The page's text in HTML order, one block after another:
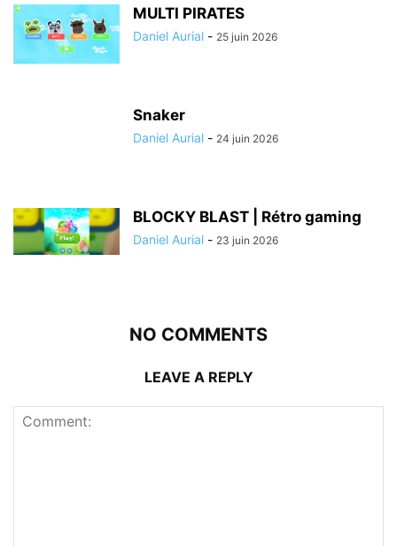
MULTI PIRATES
Daniel Aurial - 25 juin 2026
Snaker
Daniel Aurial - 24 juin 2026
BLOCKY BLAST | Rétro gaming
Daniel Aurial - 23 juin 2026
NO COMMENTS
LEAVE A REPLY